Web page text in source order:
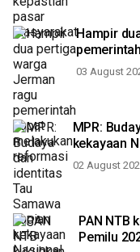
Hampir
03 August
MPR:
kekayaan
02 August
PAN NTB
Pemilu